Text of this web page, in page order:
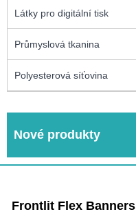
Látky pro digitální tisk
Průmyslová tkanina
Polyesterová síťovina
Nové produkty
Frontlit Flex Banners